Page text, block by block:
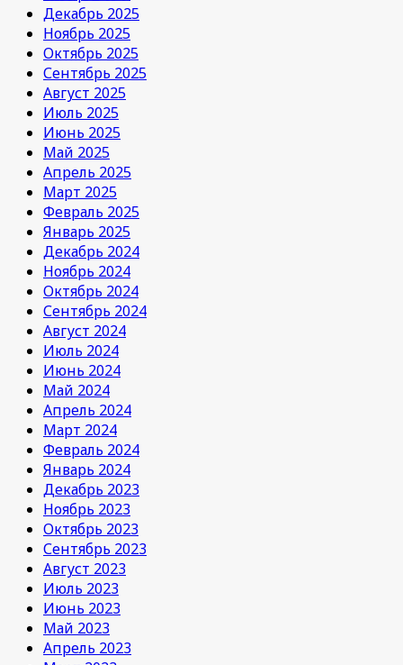
Декабрь 2025
Ноябрь 2025
Октябрь 2025
Сентябрь 2025
Август 2025
Июль 2025
Июнь 2025
Май 2025
Апрель 2025
Март 2025
Февраль 2025
Январь 2025
Декабрь 2024
Ноябрь 2024
Октябрь 2024
Сентябрь 2024
Август 2024
Июль 2024
Июнь 2024
Май 2024
Апрель 2024
Март 2024
Февраль 2024
Январь 2024
Декабрь 2023
Ноябрь 2023
Октябрь 2023
Сентябрь 2023
Август 2023
Июль 2023
Июнь 2023
Май 2023
Апрель 2023